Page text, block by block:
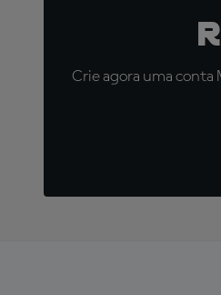
Crie agora uma conta